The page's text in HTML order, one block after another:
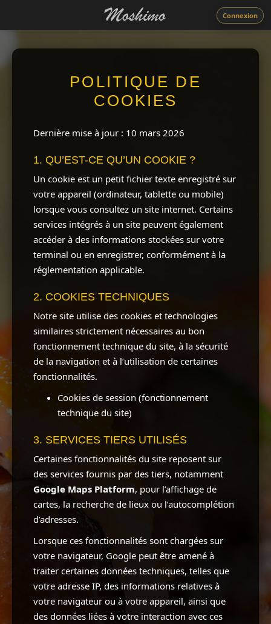
Connexion
POLITIQUE DE
COOKIES
Dernière mise à jour : 10 mars 2026
1. QU’EST-CE QU’UN COOKIE ?
Un cookie est un petit fichier texte enregistré sur
votre appareil (ordinateur, tablette ou mobile)
lorsque vous consultez un site internet. Certains
services intégrés à un site peuvent également
accéder à des informations stockées sur votre
terminal ou en enregistrer, conformément à la
réglementation applicable.
2. COOKIES TECHNIQUES
Notre site utilise des cookies et technologies
similaires strictement nécessaires au bon
fonctionnement technique du site, à la sécurité
de la navigation et à l’utilisation de certaines
fonctionnalités.
Cookies de session (fonctionnement
technique du site)
3. SERVICES TIERS UTILISÉS
Certaines fonctionnalités du site reposent sur
des services fournis par des tiers, notamment
Google Maps Platform, pour l’affichage de
cartes, la recherche de lieux ou l’autocomplétion
d’adresses.
Lorsque ces fonctionnalités sont chargées sur
votre navigateur, Google peut être amené à
traiter certaines données techniques, telles que
votre adresse IP, des informations relatives à
votre navigateur ou à votre appareil, ainsi que
des données liées à votre interaction avec ces